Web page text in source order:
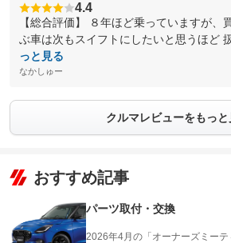
4.4
【総合評価】 ８年ほど乗っていますが、
ぶ車は次もスイフトにしたいと思うほど
っと見る
なかしゅー
クルマレビューをもっと
おすすめ記事
パーツ取付・交換
2026年4月の「オーナーズミー